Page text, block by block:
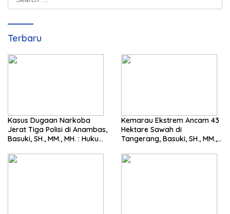
for:
Terbaru
Kasus Dugaan Narkoba
Jerat Tiga Polisi di Anambas,
Basuki, SH., MM., MH. : Hukum
Kemarau Ekstrem Ancam 43
Hektare Sawah di
Tangerang, Basuki, SH., MM.,
Pemerintah